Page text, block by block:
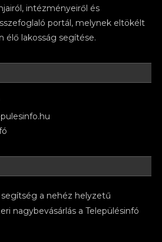
intézményeiről és
portál, melynek eltökélt
élő lakosság segítése.
a nehéz helyzetű
nagybevásárlás a Településinfó